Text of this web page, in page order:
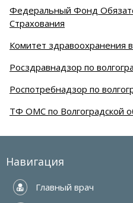
Федеральный Фонд
Страхования
Комитет здравоохранения
Росздравнадзор по
Роспотребнадзор по
ТФ ОМС по Волгоградской
Навигация
Главный врач